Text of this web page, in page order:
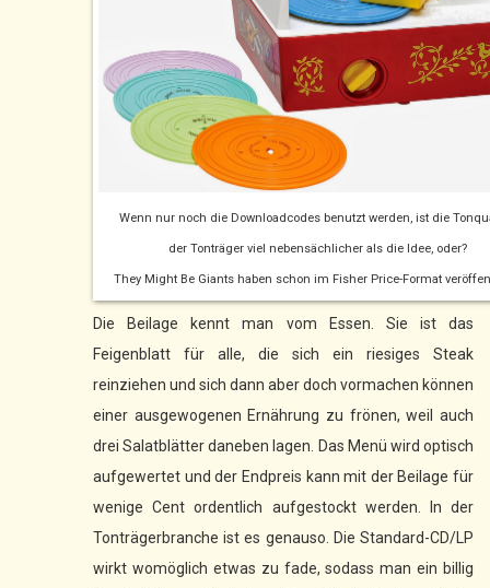
Wenn nur noch die Downloadcodes benutzt werden, ist die
der Tonträger viel nebensächlicher als die Idee, oder?
They Might Be Giants haben schon im Fisher Price-Format
Die Beilage kennt man vom Essen. Sie ist das
Feigenblatt für alle, die sich ein riesiges Steak
reinziehen und sich dann aber doch vormachen können
einer ausgewogenen Ernährung zu frönen, weil auch
drei Salatblätter daneben lagen. Das Menü wird optisch
aufgewertet und der Endpreis kann mit der Beilage für
wenige Cent ordentlich aufgestockt werden. In der
Tonträgerbranche ist es genauso. Die Standard-CD/LP
wirkt womöglich etwas zu fade, sodass man ein billig